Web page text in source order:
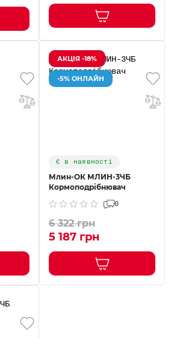
АКЦІЯ -18%
-5% ОНЛАЙН
Є в наявності
Млин-ОК МЛИН-3ЧБ
Кормоподрібнювач
0
6 322 грн
5 187 грн